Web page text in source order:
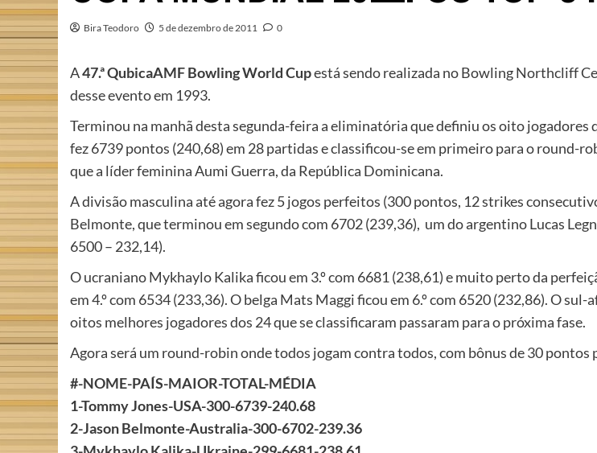
Bira Teodoro 5 de dezembro de 2011 0
A47.ª QubicaAMF Bowling World Cupestá sendo realizada no Bowling Northcliff
desse evento em 1993.
Terminou na manhã desta segunda-feira a eliminatória que definiu os oito
fez 6739 pontos (240,68) em 28 partidas e classificou-se em primeiro para o round-
que a líder feminina Aumi Guerra, da República Dominicana.
A divisão masculina até agora fez 5 jogos perfeitos (300 pontos, 12 strikes
Belmonte, que terminou em segundo com 6702 (239,36), um do argentino Lucas
6500 – 232,14).
O ucraniano Mykhaylo Kalika ficou em 3.º com 6681 (238,61) e muito perto da
em 4.º com 6534 (233,36). O belga Mats Maggi ficou em 6.º com 6520 (232,86). O
oitos melhores jogadores dos 24 que se classificaram passaram para o próxima fase.
Agora será um round-robin onde todos jogam contra todos, com bônus de 30 pontos
#-NOME-PAÍS-MAIOR-TOTAL-MÉDIA
1-Tommy Jones-USA-300-6739-240.68
2-Jason Belmonte-Australia-300-6702-239.36